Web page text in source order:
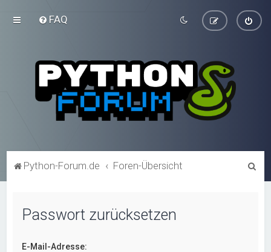
FAQ
Python-Forum.de Foren-Übersicht
Passwort zurücksetzen
E-Mail-Adresse: